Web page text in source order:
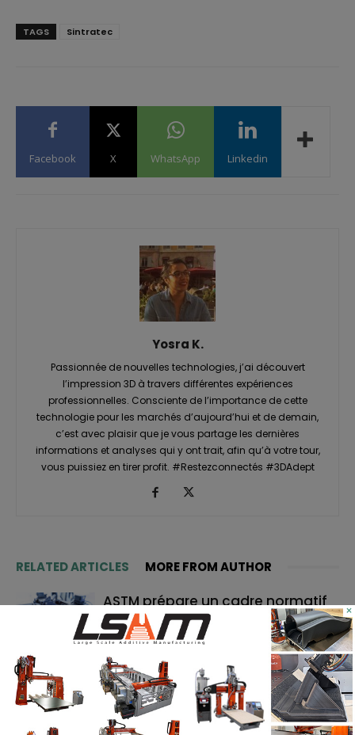
TAGS Sintratec
Facebook X WhatsApp Linkedin
Yosra K.
Passionnée de nouvelles technologies, j’ai découvert
l’impression 3D à travers différentes expériences
professionnelles. Consciente de l’importance de cette
technologie pour les marchés d’aujourd’hui et de demain,
c’est avec plaisir que je vous partage les dernières
informations et analyses qui y ont trait, afin qu’à votre tour,
vous puissiez en tirer profit. #Restezconnectés #3DAdept
RELATED ARTICLES MORE FROM AUTHOR
ASTM prépare un cadre normatif
pour les pièces céramiques
imprimées en 3D
TE Connectivity mise sur
l’impression 3D pour la fabrication
de cathéters
×